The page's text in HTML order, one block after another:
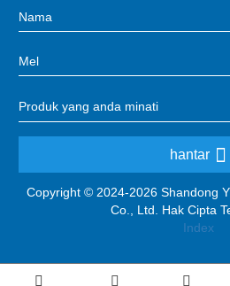
hantar
Copyright © 2024-2026 Shandong
Co., Ltd. Hak Cipta
Index